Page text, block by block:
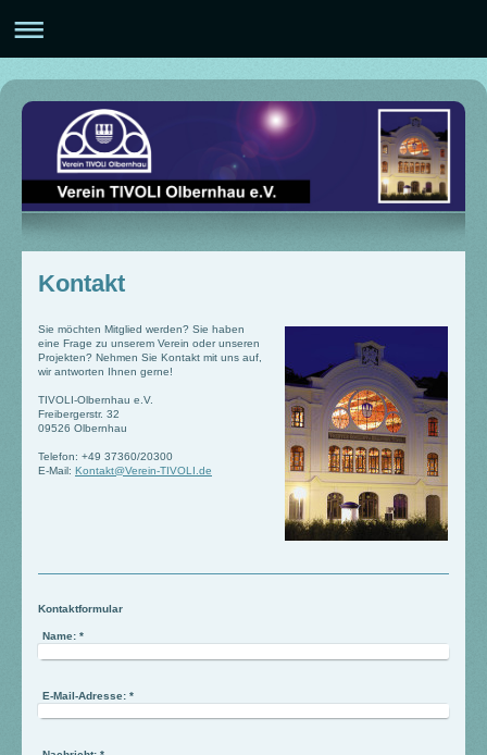
Kontakt
Sie möchten Mitglied werden? Sie haben
eine Frage zu unserem Verein oder unseren
Projekten? Nehmen Sie Kontakt mit uns auf,
wir antworten Ihnen gerne!
TIVOLI-Olbernhau e.V.
Freibergerstr. 32
09526 Olbernhau
Telefon: +49 37360/20300
E-Mail: Kontakt@Verein-TIVOLI.de
Kontaktformular
Name:*
E-Mail-Adresse:*